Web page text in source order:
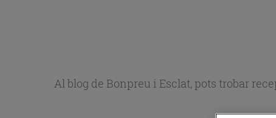
Al blog de Bonpreu i Esclat, pots trobar